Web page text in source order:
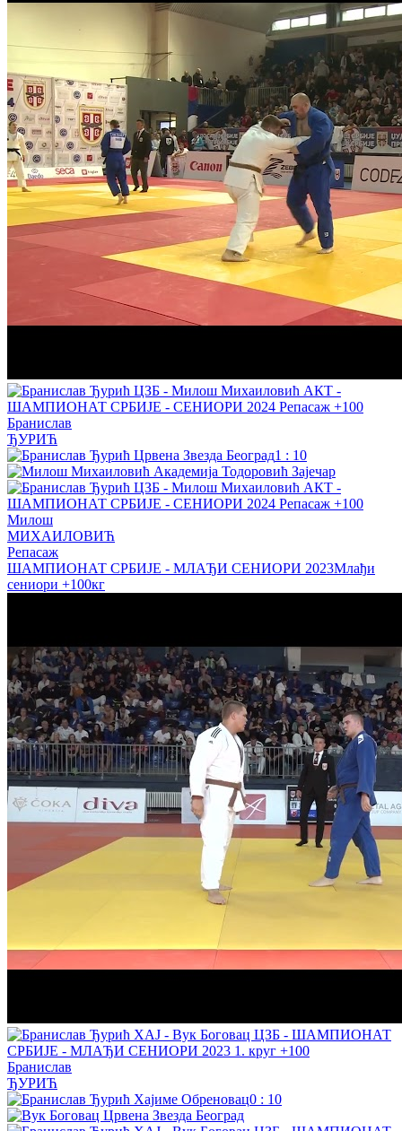
Бранислав
ЂУРИЋ
1 : 10
Милош
МИХАИЛОВИЋ
Репасаж
ШАМПИОНАТ СРБИЈЕ - МЛАЂИ СЕНИОРИ 2023Млађи
сениори +100кг
Бранислав
ЂУРИЋ
0 : 10